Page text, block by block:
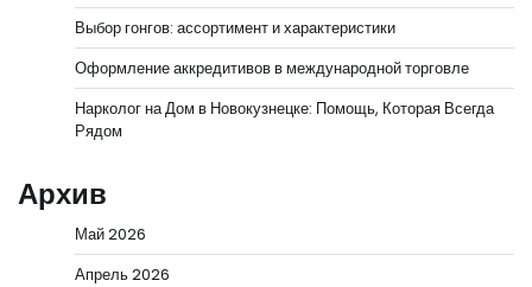
Выбор гонгов: ассортимент и характеристики
Оформление аккредитивов в международной торговле
Нарколог на Дом в Новокузнецке: Помощь, Которая Всегда
Рядом
Архив
Май 2026
Апрель 2026